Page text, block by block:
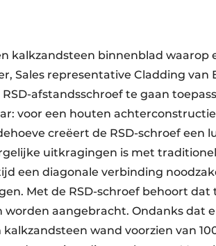
kalkzandsteen binnenblad waarop
Sales representative Cladding van
afstandsschroef te gaan
voor een houten
creëert de RSD-schroef een
uitkragingen is met
een diagonale verbinding
Met de RSD-schroef behoort
aangebracht. Ondanks dat
wand voorzien van